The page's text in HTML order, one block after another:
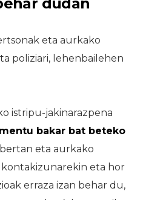
eta aurkako
poliziari, lehenbailehen
istripu-jakinarazpena
bakar bat beteko
eta aurkako
kontakizunarekin eta hor
erraza izan behar du,